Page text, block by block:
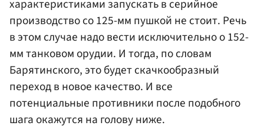
характеристиками запускать в серийное
производство со 125-мм пушкой не стоит. Речь
в этом случае надо вести исключительно о 152-
мм танковом орудии. И тогда, по словам
Барятинского, это будет скачкообразный
переход в новое качество. И все
потенциальные противники после подобного
шага окажутся на голову ниже.